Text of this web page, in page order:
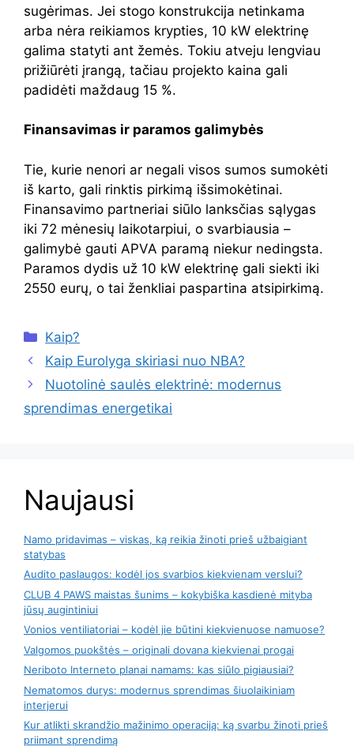
sugėrimas. Jei stogo konstrukcija netinkama
arba nėra reikiamos krypties, 10 kW elektrinę
galima statyti ant žemės. Tokiu atveju lengviau
prižiūrėti įrangą, tačiau projekto kaina gali
padidėti maždaug 15 %.
Finansavimas ir paramos galimybės
Tie, kurie nenori ar negali visos sumos sumokėti
iš karto, gali rinktis pirkimą išsimokėtinai.
Finansavimo partneriai siūlo lanksčias sąlygas
iki 72 mėnesių laikotarpiui, o svarbiausia –
galimybė gauti APVA paramą niekur nedingsta.
Paramos dydis už 10 kW elektrinę gali siekti iki
2550 eurų, o tai ženkliai paspartina atsipirkimą.
Kategorijos
Kaip?
Kaip Eurolyga skiriasi nuo NBA?
Nuotolinė saulės elektrinė: modernus
sprendimas energetikai
Naujausi
Namo pridavimas – viskas, ką reikia žinoti prieš užbaigiant
statybas
Audito paslaugos: kodėl jos svarbios kiekvienam verslui?
CLUB 4 PAWS maistas šunims – kokybiška kasdienė mityba
jūsų augintiniui
Vonios ventiliatoriai – kodėl jie būtini kiekvienuose namuose?
Valgomos puokštės – originali dovana kiekvienai progai
Neriboto Interneto planai namams: kas siūlo pigiausiai?
Nematomos durys: modernus sprendimas šiuolaikiniam
interjerui
Kur atlikti skrandžio mažinimo operaciją: ką svarbu žinoti prieš
priimant sprendimą